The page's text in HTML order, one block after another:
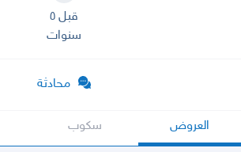
قبل ٥
سنوات
محادثة
العروض سكوب